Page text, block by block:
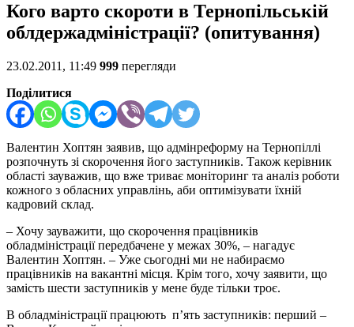
Кого варто скороти в Тернопільській
облдержадміністрації? (опитування)
23.02.2011, 11:49 999 перегляди
Поділитися
Валентин Хоптян заявив, що адмінреформу на Тернопіллі
розпочнуть зі скорочення його заступників. Також керівник
області зауважив, що вже триває моніторинг та аналіз роботи
кожного з обласних управлінь, аби оптимізувати їхній
кадровий склад.
– Хочу зауважити, що скорочення працівників
обладміністрації передбачене у межах 30%, – нагадує
Валентин Хоптян. – Уже сьогодні ми не набираємо
працівників на вакантні місця. Крім того, хочу заявити, що
замість шести заступників у мене буде тільки троє.
В обладміністрації працюють п’ять заступників: перший –